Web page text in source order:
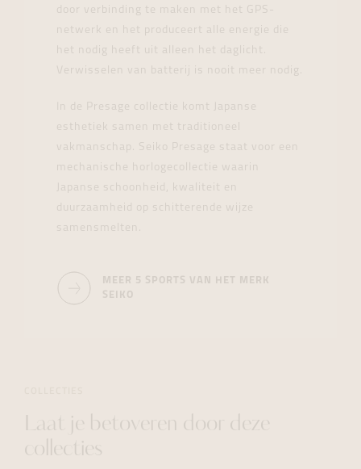
door verbinding te maken met het GPS-
netwerk en het produceert alle energie die
het nodig heeft uit alleen het daglicht.
Verwisselen van batterij is nooit meer nodig.
In de Presage collectie komt Japanse
esthetiek samen met traditioneel
vakmanschap. Seiko Presage staat voor een
mechanische horlogecollectie waarin
Japanse schoonheid, kwaliteit en
duurzaamheid op schitterende wijze
samensmelten.
MEER 5 SPORTS VAN HET MERK
SEIKO
Laat je betoveren door deze
collecties